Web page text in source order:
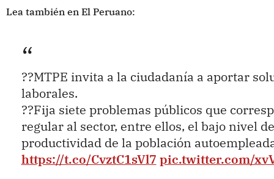
Lea también en El Peruano:
??MTPE invita a la ciudadanía a aportar
laborales.
??Fija siete problemas públicos que
regular al sector, entre ellos, el bajo nivel de
productividad de la población
https://t.co/CvztC1sVl7 pic.twitter.com/